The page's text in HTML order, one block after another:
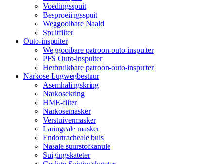
Voedingsspuit
Besproeiingsspuit
Weggooibare Naald
Spuitfilter
Outo-inspuiter
Weggooibare patroon-outo-inspuiter
PFS Outo-inspuiter
Herbruikbare patroon-outo-inspuiter
Narkose Lugwegbestuur
Asemhalingskring
Narkosekring
HME-filter
Narkosemasker
Verstuivermasker
Laringeale masker
Endortracheale buis
Nasale suurstofkanule
Suigingskateter